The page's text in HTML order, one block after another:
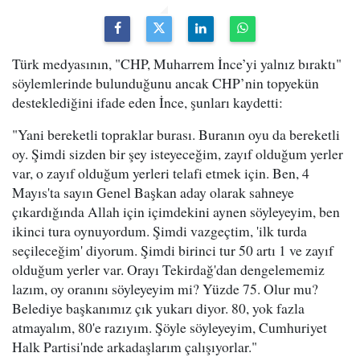
Türk medyasının, "CHP, Muharrem İnce’yi yalnız bıraktı"
söylemlerinde bulunduğunu ancak CHP’nin topyekün
desteklediğini ifade eden İnce, şunları kaydetti:
"Yani bereketli topraklar burası. Buranın oyu da bereketli
oy. Şimdi sizden bir şey isteyeceğim, zayıf olduğum yerler
var, o zayıf olduğum yerleri telafi etmek için. Ben, 4
Mayıs'ta sayın Genel Başkan aday olarak sahneye
çıkardığında Allah için içimdekini aynen söyleyeyim, ben
ikinci tura oynuyordum. Şimdi vazgeçtim, 'ilk turda
seçileceğim' diyorum. Şimdi birinci tur 50 artı 1 ve zayıf
olduğum yerler var. Orayı Tekirdağ'dan dengelememiz
lazım, oy oranını söyleyeyim mi? Yüzde 75. Olur mu?
Belediye başkanımız çık yukarı diyor. 80, yok fazla
atmayalım, 80'e razıyım. Şöyle söyleyeyim, Cumhuriyet
Halk Partisi'nde arkadaşlarım çalışıyorlar."